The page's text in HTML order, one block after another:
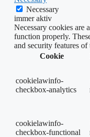
Necessary
immer aktiv
Necessary cookies are
function properly.
and security features
Cookie
cookielawinfo-
checkbox-analytics
cookielawinfo-
checkbox-functional